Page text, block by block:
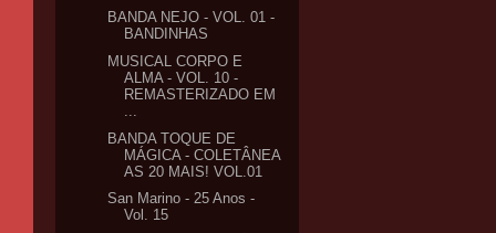
BANDA NEJO - VOL. 01 -
BANDINHAS
MUSICAL CORPO E
ALMA - VOL. 10 -
REMASTERIZADO EM
BANDA TOQUE DE
MÁGICA - COLETÂNEA
AS 20 MAIS! VOL.01
San Marino - 25 Anos -
Vol. 15